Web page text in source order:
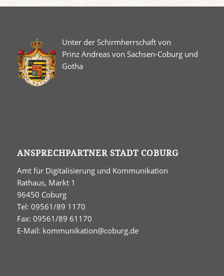
Unter der Schirmherrschaft von
Prinz Andreas von Sachsen-Coburg und
Gotha
ANSPRECHPARTNER STADT COBURG
Amt für Digitalisierung und Kommunikation
Rathaus, Markt 1
96450 Coburg
Tel: 09561/89 1170
Fax: 09561/89 61170
E-Mail: kommunikation@coburg.de